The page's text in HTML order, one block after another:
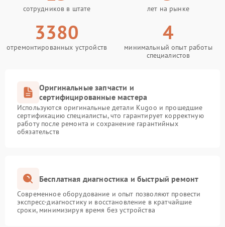
сотрудников в штате лет на рынке
3380
отремонтированных устройств
4
минимальный опыт работы
специалистов
Оригинальные запчасти и
сертифицированные мастера
Используются оригинальные детали Kugoo и прошедшие
сертификацию специалисты, что гарантирует корректную
работу после ремонта и сохранение гарантийных
обязательств
Бесплатная диагностика и быстрый ремонт
Современное оборудование и опыт позволяют провести
экспресс-диагностику и восстановление в кратчайшие
сроки, минимизируя время без устройства